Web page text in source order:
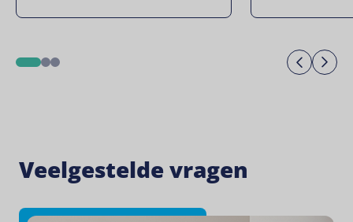
12
Veelgestelde vragen